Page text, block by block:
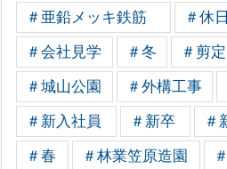
＃亜鉛メッキ鉄筋 ＃休日
＃会社見学 ＃冬 ＃剪定
＃城山公園 ＃外構工事
＃新入社員 ＃新卒 ＃
＃春 ＃林業笠原造園